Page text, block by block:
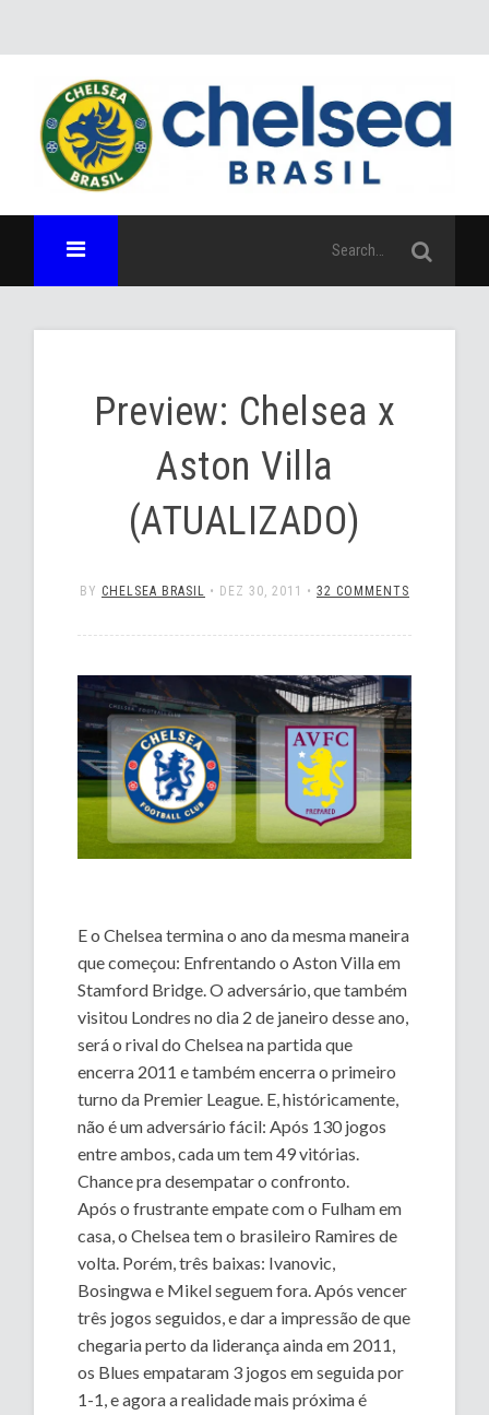
Preview: Chelsea x
Aston Villa
(ATUALIZADO)
BY CHELSEA BRASIL • DEZ 30, 2011 • 32 COMMENTS
E o Chelsea termina o ano da mesma maneira
que começou: Enfrentando o Aston Villa em
Stamford Bridge. O adversário, que também
visitou Londres no dia 2 de janeiro desse ano,
será o rival do Chelsea na partida que
encerra 2011 e também encerra o primeiro
turno da Premier League. E, históricamente,
não é um adversário fácil: Após 130 jogos
entre ambos, cada um tem 49 vitórias.
Chance pra desempatar o confronto.
Após o frustrante empate com o Fulham em
casa, o Chelsea tem o brasileiro Ramires de
volta. Porém, três baixas: Ivanovic,
Bosingwa e Mikel seguem fora. Após vencer
três jogos seguidos, e dar a impressão de que
chegaria perto da liderança ainda em 2011,
os Blues empataram 3 jogos em seguida por
1-1, e agora a realidade mais próxima é